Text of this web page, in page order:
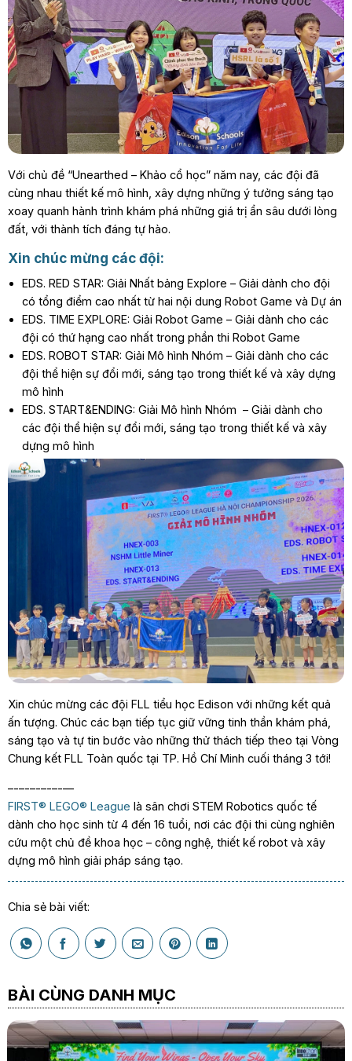
Với chủ đề “Unearthed – Khảo cổ học” năm nay, các đội đã
cùng nhau thiết kế mô hình, xây dựng những ý tưởng sáng tạo
xoay quanh hành trình khám phá những giá trị ẩn sâu dưới lòng
đất, với thành tích đáng tự hào.
Xin chúc mừng các đội:
EDS. RED STAR: Giải Nhất bảng Explore – Giải dành cho đội
có tổng điểm cao nhất từ hai nội dung Robot Game và Dự án
EDS. TIME EXPLORE: Giải Robot Game – Giải dành cho các
đội có thứ hạng cao nhất trong phần thi Robot Game
EDS. ROBOT STAR: Giải Mô hình Nhóm – Giải dành cho các
đội thể hiện sự đổi mới, sáng tạo trong thiết kế và xây dựng
mô hình
EDS. START&ENDING: Giải Mô hình Nhóm – Giải dành cho
các đội thể hiện sự đổi mới, sáng tạo trong thiết kế và xây
dựng mô hình
Xin chúc mừng các đội FLL tiểu học Edison với những kết quả
ấn tượng. Chúc các bạn tiếp tục giữ vững tinh thần khám phá,
sáng tạo và tự tin bước vào những thử thách tiếp theo tại Vòng
Chung kết FLL Toàn quốc tại TP. Hồ Chí Minh cuối tháng 3 tới!
–-–-–-–-–-––
FIRST® LEGO® League là sân chơi STEM Robotics quốc tế
dành cho học sinh từ 4 đến 16 tuổi, nơi các đội thi cùng nghiên
cứu một chủ đề khoa học – công nghệ, thiết kế robot và xây
dựng mô hình giải pháp sáng tạo.
Chia sẻ bài viết:
BÀI CÙNG DANH MỤC